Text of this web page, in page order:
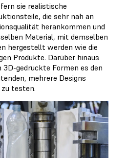
sie realistische
die sehr nah an
herankommen und
Material, mit demselben
hergestellt werden wie die
Produkte. Darüber hinaus
3D-gedruckte Formen es den
mehrere Designs
zu testen.